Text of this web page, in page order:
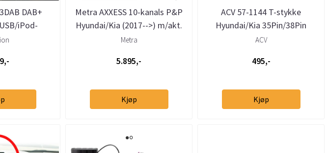
DAB+
iPod-
Metra AXXESS 10-kanals P&P
Hyundai/Kia (2017-->) m/akt.
syst
Metra
5.895,-
Kjøp
ACV 57-1144 T-stykke
Hyundai/Kia 35Pin/38Pin
ACV
495,-
Kjøp